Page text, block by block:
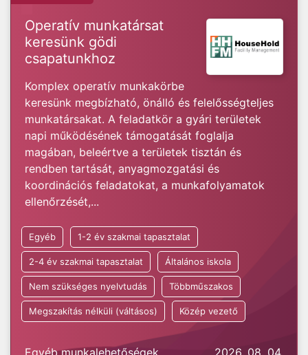
Operatív munkatársat
keresünk gödi
csapatunkhoz
Komplex operatív munkakörbe
keresünk megbízható, önálló és felelősségteljes
munkatársakat. A feladatkör a gyári területek
napi működésének támogatását foglalja
magában, beleértve a területek tisztán és
rendben tartását, anyagmozgatási és
koordinációs feladatokat, a munkafolyamatok
ellenőrzését,...
Egyéb 1-2 év szakmai tapasztalat
2-4 év szakmai tapasztalat Általános iskola
Nem szükséges nyelvtudás Többműszakos
Megszakítás nélküli (váltásos) Közép vezető
Egyéb munkalehetőségek 2026. 08. 04.